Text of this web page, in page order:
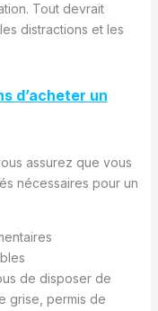
Tout devrait
distractions et les
d’acheter un
assurez que vous
nécessaires pour un
de disposer de
grise, permis de